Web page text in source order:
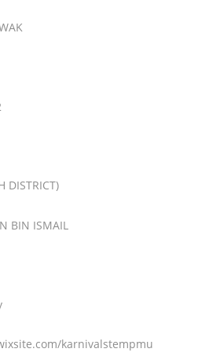
DISTRICT)
BIN ISMAIL
karnivalstempmu